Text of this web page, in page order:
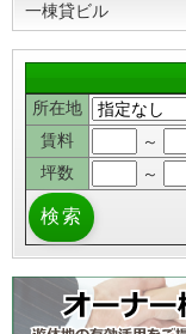
一棟貸ビル
所在地
賃料
～
坪数
～